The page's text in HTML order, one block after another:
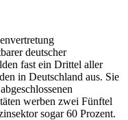
deutscher
fast ein Drittel aller
in Deutschland aus. Sie
werben zwei Fünftel
sogar 60 Prozent.